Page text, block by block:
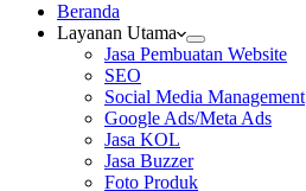
Beranda
Layanan Utama
Jasa Pembuatan Website
SEO
Social Media Management
Google Ads/Meta Ads
Jasa KOL
Jasa Buzzer
Foto Produk